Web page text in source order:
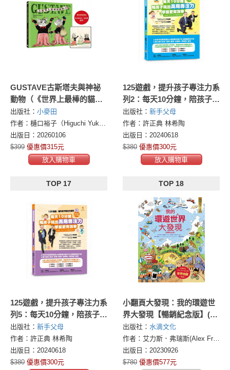
GUSTAVE古斯塔夫與神祕
動物（《世界上最棒的貓》
Higuchi Yuko樋口裕子全新
暖心之作）
出版社： 小麥田
作者：樋口裕子（Higuchi Yuko）(ヒグチユウコ)
出版日：20260106
$399 優惠價315元
放入購物車
125遊戲，提升孩子專注力系
列2：每天10分鐘，陪孩子玩
出高階專注力，學習更有效
率（125遊戲，提升孩子專注
力2暢銷修訂版）
出版社： 新手父母
作者：許正典 林希陶
出版日：20240618
$380 優惠價300元
放入購物車
TOP 17
125遊戲，提升孩子專注力系
列5：每天10分鐘，陪孩子玩
出高階專注力，學習更有效
率（125遊戲，提升孩子專注
力5暢銷修訂版）
出版社： 新手父母
作者：許正典 林希陶
出版日：20240618
$380 優惠價300元
TOP 18
小翻頁大發現：我的環遊世
界大發現【暢銷紀念版】(超
值附贈─100×70cm 超大幅
世界地圖海報)‧核心素養學
習最佳讀物
出版社： 水滴文化
作者：艾力斯．弗瑞斯(Alex Frith)
出版日：20230926
$780 優惠價577元